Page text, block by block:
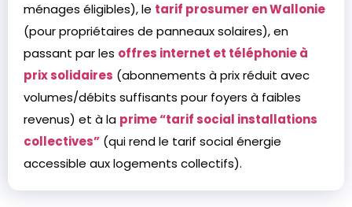
ménages éligibles), le tarif prosumer en Wallonie
(pour propriétaires de panneaux solaires), en
passant par les offres internet et téléphonie à
prix solidaires (abonnements à prix réduit avec
volumes/débits suffisants pour foyers à faibles
revenus) et à la prime “tarif social installations
collectives” (qui rend le tarif social énergie
accessible aux logements collectifs).